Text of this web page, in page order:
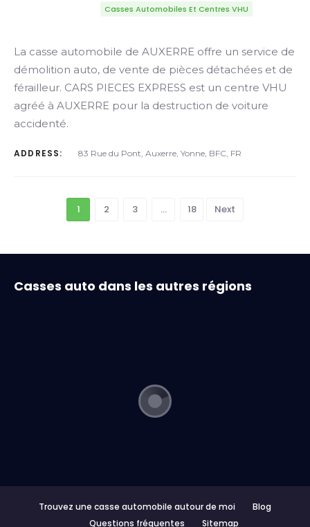
Casses Automobiles Et Centres VHU
La casse automobile de AUXERRE offre un service de
démolition auto, de vente de pièces détachées et de
férailleur. CARS PIECES EXPRESS est un centre VHU
agréé à AUXERRE pour la destruction de voiture
accidenté.
ADDRESS: 83 Rue du Pont, Auxerre, Yonne, BFC, FR
1 2 3 … 18 Next
Casses auto dans les autres régions
Trouvez une casse automobile autour de moi
Blog
Questions fréquentes
Sitemap